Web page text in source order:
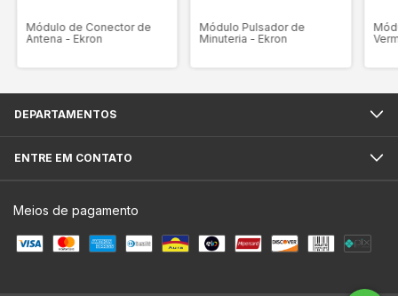
Módulo de Conector de
Antena - Ekron
Módulo Pulsador de
Minuteria - Ekron
DEPARTAMENTOS
ENTRE EM CONTATO
Meios de pagamento